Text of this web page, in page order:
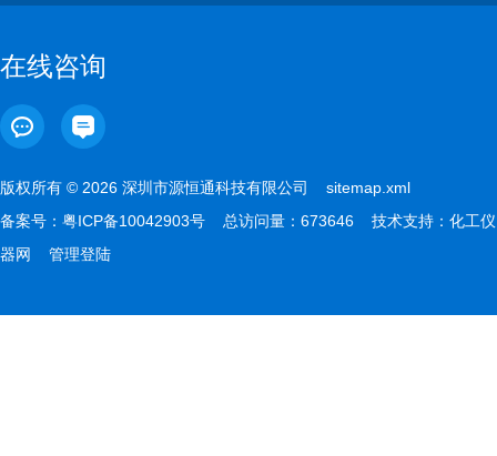
在线咨询
版权所有 © 2026 深圳市源恒通科技有限公司 sitemap.xml
备案号： 粤ICP备10042903号 总访问量：673646 技术支持： 化工仪
器网
管理登陆